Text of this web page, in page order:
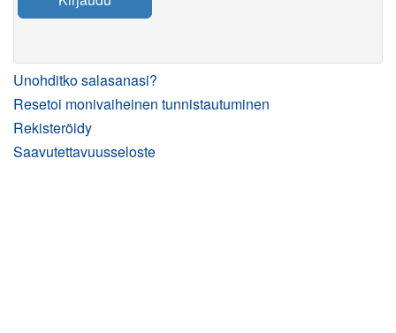
Unohditko salasanasi?
Resetoi monivaiheinen tunnistautuminen
Rekisteröidy
Saavutettavuusseloste